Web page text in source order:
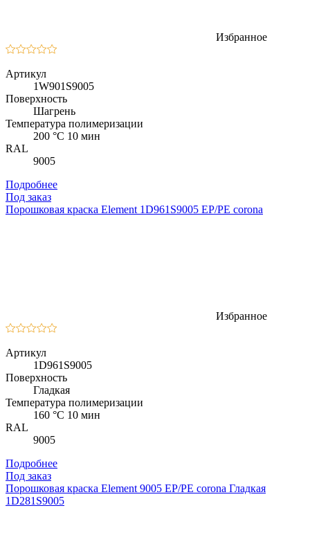
Избранное
Артикул
1W901S9005
Поверхность
Шагрень
Температура полимеризации
200 °C 10 мин
RAL
9005
Подробнее
Под заказ
Порошковая краска Element 1D961S9005 EP/PE corona
Избранное
Артикул
1D961S9005
Поверхность
Гладкая
Температура полимеризации
160 °C 10 мин
RAL
9005
Подробнее
Под заказ
Порошковая краска Element 9005 EP/PE corona Гладкая
1D281S9005